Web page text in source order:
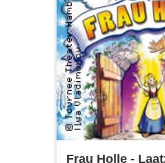
Frau Holle -